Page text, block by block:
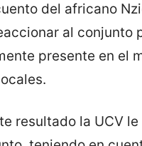
del africano
al conjunto
presente en el
resultado la UCV